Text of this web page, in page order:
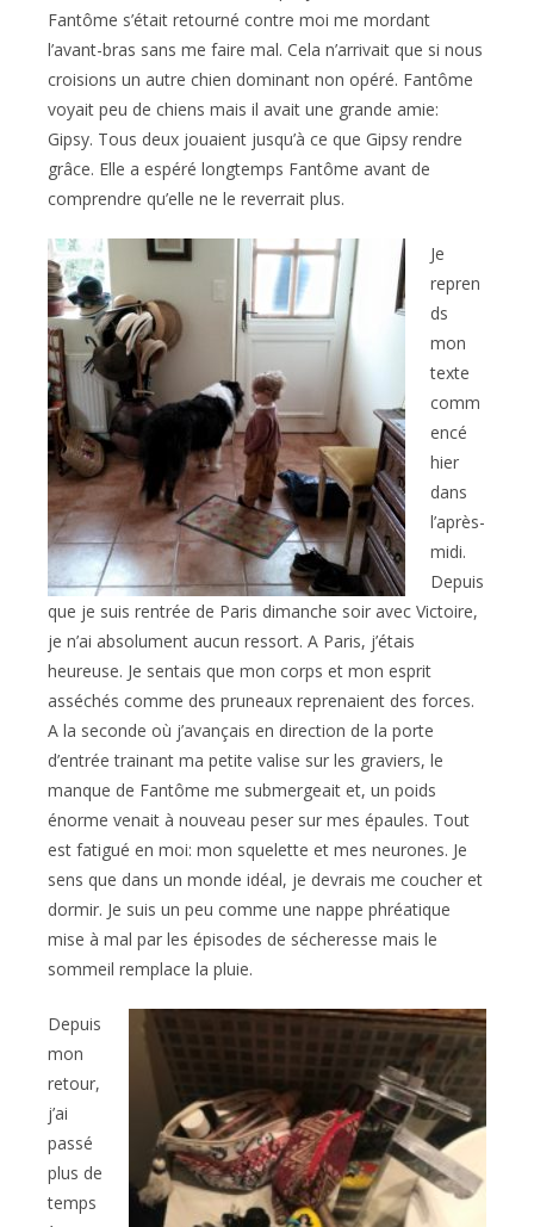
Fantôme s’était retourné contre moi me mordant
l’avant-bras sans me faire mal. Cela n’arrivait que si nous
croisions un autre chien dominant non opéré. Fantôme
voyait peu de chiens mais il avait une grande amie:
Gipsy. Tous deux jouaient jusqu’à ce que Gipsy rendre
grâce. Elle a espéré longtemps Fantôme avant de
comprendre qu’elle ne le reverrait plus.
Je
repren
ds
mon
texte
comm
encé
hier
dans
l’après-
midi.
Depuis
que je suis rentrée de Paris dimanche soir avec Victoire,
je n’ai absolument aucun ressort. A Paris, j’étais
heureuse. Je sentais que mon corps et mon esprit
asséchés comme des pruneaux reprenaient des forces.
A la seconde où j’avançais en direction de la porte
d’entrée trainant ma petite valise sur les graviers, le
manque de Fantôme me submergeait et, un poids
énorme venait à nouveau peser sur mes épaules. Tout
est fatigué en moi: mon squelette et mes neurones. Je
sens que dans un monde idéal, je devrais me coucher et
dormir. Je suis un peu comme une nappe phréatique
mise à mal par les épisodes de sécheresse mais le
sommeil remplace la pluie.
Depuis
mon
retour,
j’ai
passé
plus de
temps